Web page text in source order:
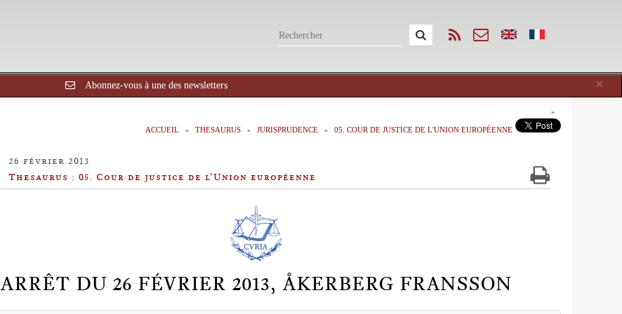
×
Abonnez-vous à une des newsletters
ACCUEIL THESAURUS JURISPRUDENCE 05. COUR DE JUSTICE DE L'UNION EUROPÉENNE
26 février 2013
Thesaurus : 05. Cour de justice de l'Union européenne
ARRÊT DU 26 FÉVRIER 2013, ÅKERBERG FRANSSON